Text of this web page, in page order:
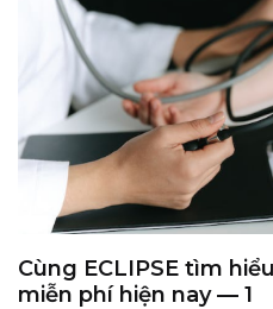
Cùng ECLIPSE tìm
miễn phí hiện nay — 1